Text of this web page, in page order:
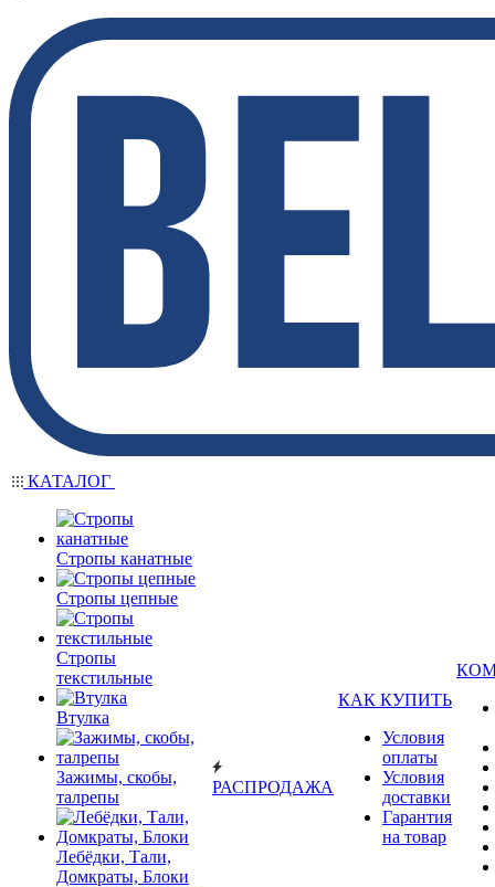
КАТАЛОГ
Стропы канатные
Стропы цепные
Стропы
текстильные
Втулка
Зажимы, скобы,
талрепы
Лебёдки, Тали,
Домкраты, Блоки
РАСПРОДАЖА
КАК КУПИТЬ
Условия
оплаты
Условия
доставки
Гарантия
на товар